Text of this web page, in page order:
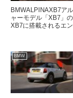
BMWALPINAXB7ア
ャーモデル「XB7」
XB7に搭載されるエ
BMW